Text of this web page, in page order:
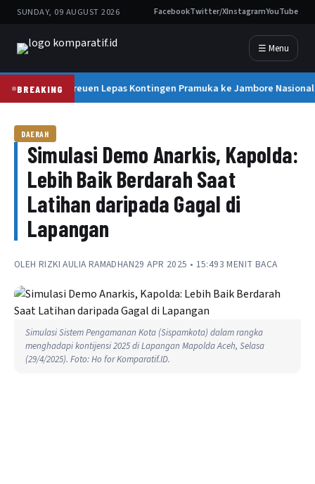
SUNDAY, 09 AUGUST 2026 FacebookTwitter/XInstagramYouTube
☰ Menu
BREAKING
Bupati Bireuen Lepas Kontingen Pramuka ke Jambore Nasional
DAERAH
Simulasi Demo Anarkis, Kapolda:
Lebih Baik Berdarah Saat
Latihan daripada Gagal di
Lapangan
OLEH RIZKI AULIA RAMADHAN29 APR 2025 • 15:493 MENIT BACA
Simulasi Sistem Pengamanan Kota (Sispamkota) dalam rangka
menghadapi kontijensi 2025 di Lapangan Mapolda Aceh, Selasa
(29/4/2025). Foto: Ho for Komparatif.ID.